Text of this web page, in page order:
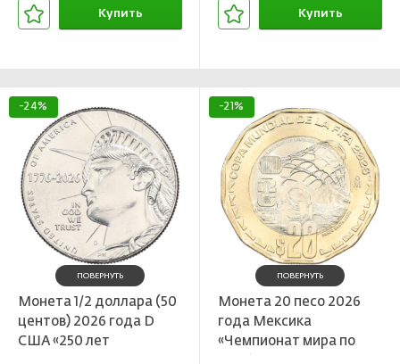
Купить Купить
-24%
ПОВЕРНУТЬ
Монета 1/2 доллара (50
центов) 2026 года D
США «250 лет
-21%
ПОВЕРНУТЬ
Монета 20 песо 2026
года Мексика
«Чемпионат мира по